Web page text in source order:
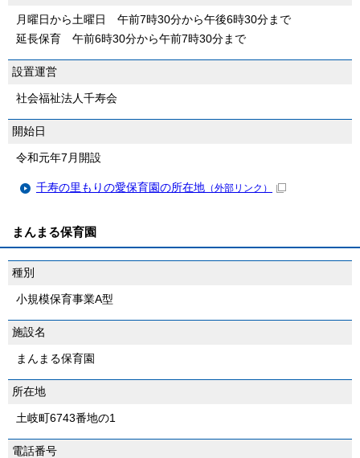
月曜日から土曜日 午前7時30分から午後6時30分まで
延長保育 午前6時30分から午前7時30分まで
設置運営
社会福祉法人千寿会
開始日
令和元年7月開設
千寿の里もりの愛保育園の所在地 （外部リンク）
まんまる保育園
種別
小規模保育事業A型
施設名
まんまる保育園
所在地
土岐町6743番地の1
電話番号